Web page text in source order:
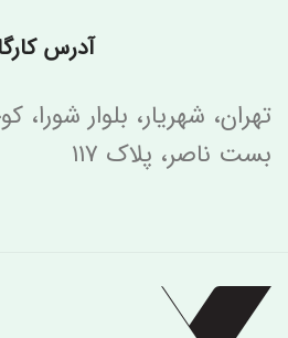
آدرس
تهران، شهریار، بلوار
بست ناصر، پلاک ۱۱۷